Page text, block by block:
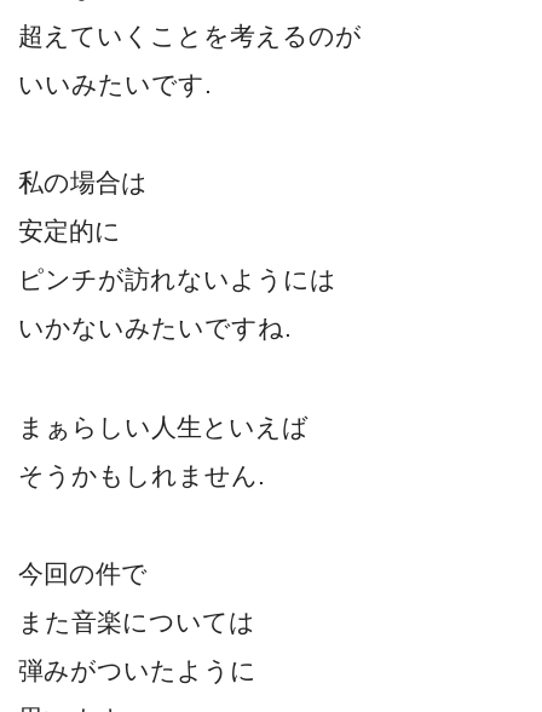
超えていくことを考えるのが
いいみたいです.
私の場合は
安定的に
ピンチが訪れないようには
いかないみたいですね.
まぁらしい人生といえば
そうかもしれません.
今回の件で
また音楽については
弾みがついたように